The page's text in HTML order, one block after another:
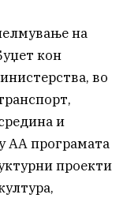
на
кон
во
и
АА програмата
проекти